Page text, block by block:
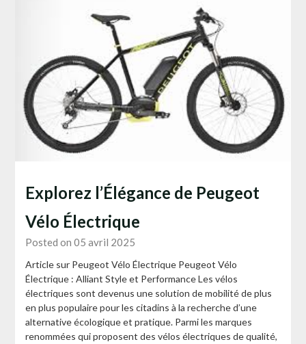
Explorez l’Élégance de Peugeot
Vélo Électrique
Posted on 05 avril 2025
Article sur Peugeot Vélo Électrique Peugeot Vélo
Électrique : Alliant Style et Performance Les vélos
électriques sont devenus une solution de mobilité de plus
en plus populaire pour les citadins à la recherche d’une
alternative écologique et pratique. Parmi les marques
renommées qui proposent des vélos électriques de qualité,